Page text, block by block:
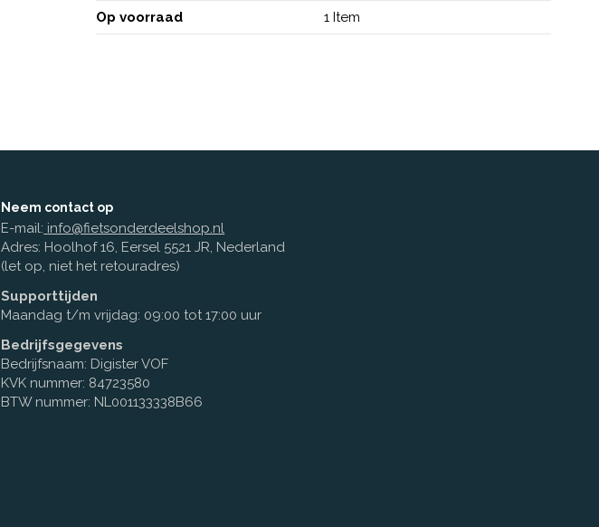
Op voorraad 1 Item
Neem contact op
E-mail: info@fietsonderdeelshop.nl
Adres: Hoolhof 16, Eersel 5521 JR, Nederland
(let op, niet het retouradres)
Supporttijden
Maandag t/m vrijdag: 09:00 tot 17:00 uur
Bedrijfsgegevens
Bedrijfsnaam: Digister VOF
KVK nummer: 84723580
BTW nummer: NL001133338B66